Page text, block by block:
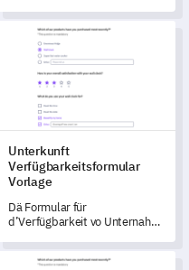
Unterkunft
Unterkunft
Verfügbarkeitsformular
Vorlage
Dä Formular für
d’Verfügbarkeit vo Unternahm
Bedürfnis vo dina Gäst
verstande, und zeigt dir, wie
Lehrer